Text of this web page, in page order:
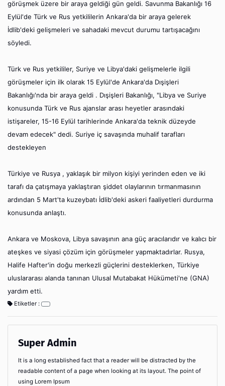
görüşmek üzere bir araya geldiği gün geldi. Savunma Bakanlığı 16
Eylül'de Türk ve Rus yetkililerin Ankara'da bir araya gelerek
İdlib'deki gelişmeleri ve sahadaki mevcut durumu tartışacağını
söyledi.
Türk ve Rus yetkililer, Suriye ve Libya'daki gelişmelerle ilgili
görüşmeler için ilk olarak 15 Eylül'de Ankara'da Dışişleri
Bakanlığı'nda bir araya geldi . Dışişleri Bakanlığı, "Libya ve Suriye
konusunda Türk ve Rus ajanslar arası heyetler arasındaki
istişareler, 15-16 Eylül tarihlerinde Ankara'da teknik düzeyde
devam edecek" dedi. Suriye iç savaşında muhalif tarafları
destekleyen
Türkiye ve Rusya , yaklaşık bir milyon kişiyi yerinden eden ve iki
tarafı da çatışmaya yaklaştıran şiddet olaylarının tırmanmasının
ardından 5 Mart'ta kuzeybatı İdlib'deki askeri faaliyetleri durdurma
konusunda anlaştı.
Ankara ve Moskova, Libya savaşının ana güç aracılarıdır ve kalıcı bir
ateşkes ve siyasi çözüm için görüşmeler yapmaktadırlar. Rusya,
Halife Hafter'in doğu merkezli güçlerini desteklerken, Türkiye
uluslararası alanda tanınan Ulusal Mutabakat Hükümeti'ne (GNA)
yardım etti.
Etiketler :
Super Admin
It is a long established fact that a reader will be distracted by the
readable content of a page when looking at its layout. The point of
using Lorem Ipsum